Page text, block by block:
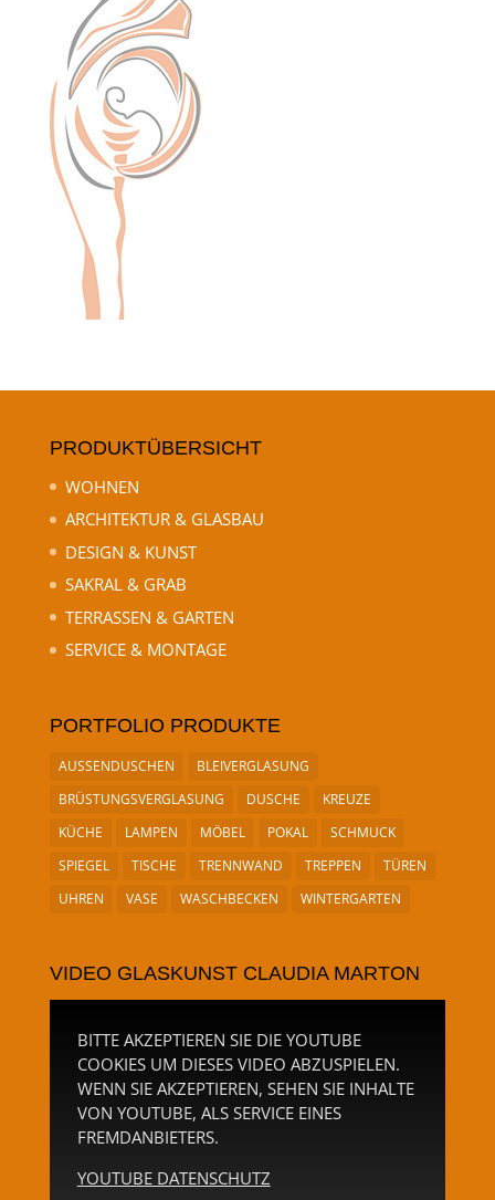
PRODUKTÜBERSICHT
WOHNEN
ARCHITEKTUR & GLASBAU
DESIGN & KUNST
SAKRAL & GRAB
TERRASSEN & GARTEN
SERVICE & MONTAGE
PORTFOLIO PRODUKTE
AUSSENDUSCHEN
BLEIVERGLASUNG
BRÜSTUNGSVERGLASUNG
DUSCHE
KREUZE
KÜCHE
LAMPEN MÖBEL POKAL
SCHMUCK
SPIEGEL
TISCHE TRENNWAND TREPPEN
TÜREN
UHREN
VASE WASCHBECKEN WINTERGARTEN
VIDEO GLASKUNST CLAUDIA MARTON
BITTE AKZEPTIEREN SIE DIE YOUTUBE
COOKIES UM DIESES VIDEO ABZUSPIELEN.
WENN SIE AKZEPTIEREN, SEHEN SIE INHALTE
VON YOUTUBE, ALS SERVICE EINES
FREMDANBIETERS.
YOUTUBE DATENSCHUTZ